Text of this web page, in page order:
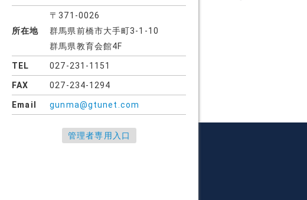
所在地
〒371-0026
群馬県前橋市大手町3-1-10
群馬県教育会館4F
TEL 027-231-1151
FAX 027-234-1294
Email gunma@gtunet.com
管理者専用入口
ペ